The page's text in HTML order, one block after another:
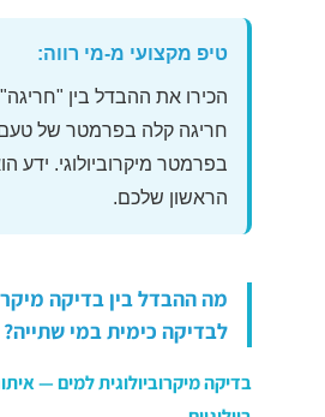
טיפ מקצועי מ-מי רווה:
הכירו את ההבדל בין
חריגה קלה בפרמטר של
בפרמטר מיקרוביולוגי. ידע
הראשון שלכם.
מה ההבדל בין בדיקה
לבדיקה כימית במי שתייה?
בדיקה מיקרוביולוגית למים —